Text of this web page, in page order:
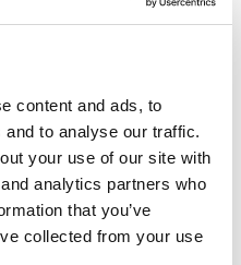
content and ads, to
to analyse our traffic.
your use of our site with
analytics partners who
that you’ve
collected from your use
Systemen
IT-
mit API-